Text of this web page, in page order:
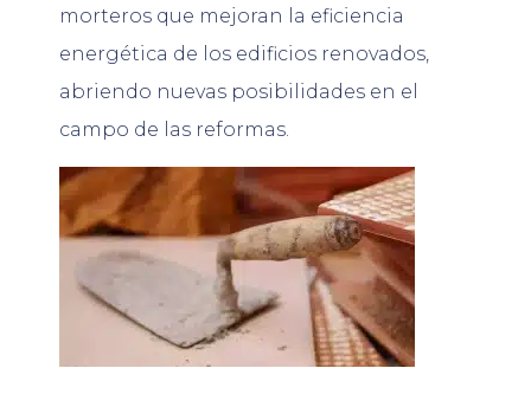
morteros que mejoran la eficiencia
energética de los edificios renovados,
abriendo nuevas posibilidades en el
campo de las reformas.